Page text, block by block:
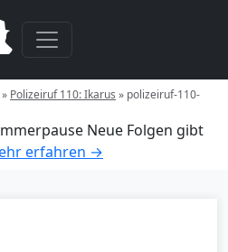
» Polizeiruf 110: Ikarus » polizeiruf-110-
Neue Folgen gibt
erfahren →